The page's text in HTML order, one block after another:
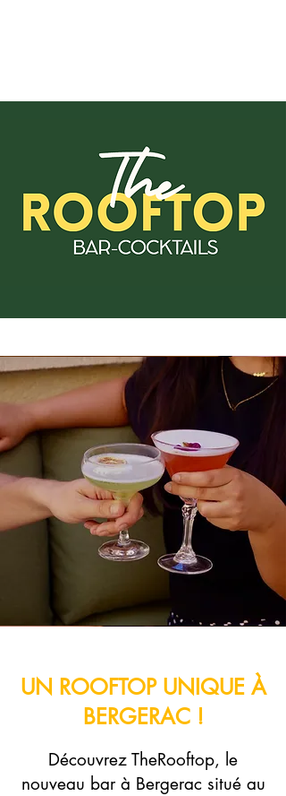
UN ROOFTOP UNIQUE À
BERGERAC !
Découvrez TheRooftop, le
nouveau bar à Bergerac situé au